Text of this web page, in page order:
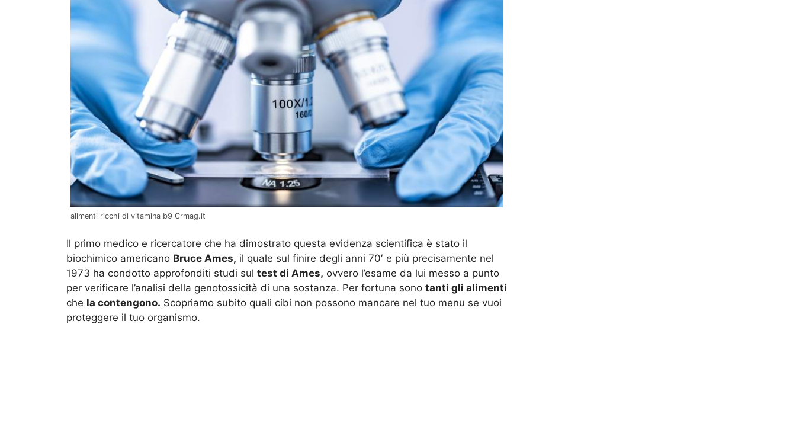
alimenti ricchi di vitamina b9 Crmag.it
Il primo medico e ricercatore che ha dimostrato questa evidenza scientifica è stato il
biochimico americano Bruce Ames, il quale sul finire degli anni 70′ e più precisamente nel
1973 ha condotto approfonditi studi sul test di Ames, ovvero l’esame da lui messo a punto
per verificare l’analisi della genotossicità di una sostanza. Per fortuna sono tanti gli alimenti
che la contengono. Scopriamo subito quali cibi non possono mancare nel tuo menu se vuoi
proteggere il tuo organismo.